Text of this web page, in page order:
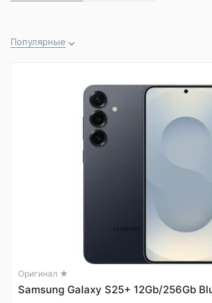
Популярные
Оригинал ★
Samsung Galaxy S25+ 12Gb/256Gb